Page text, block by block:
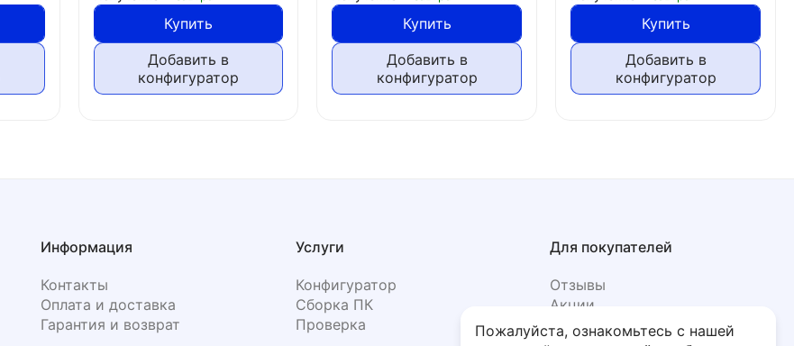
Купить
Добавить в
конфигуратор
Купить
Добавить в
конфигуратор
Купить
Добавить в
конфигуратор
Информация
Контакты
Оплата и доставка
Гарантия и возврат
Услуги
Конфигуратор
Сборка ПК
Проверка
Для покупателей
Отзывы
Акции
Фото
Пожалуйста, ознакомьтесь с нашей